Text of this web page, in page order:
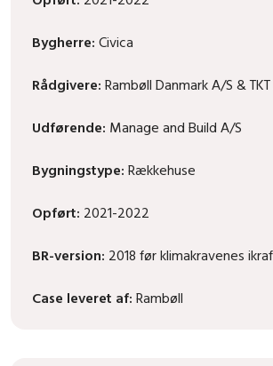
Bygherre: Civica
Rådgivere: Rambøll Danmark A/S &
Udførende: Manage and Build A/S
Bygningstype: Rækkehuse
Opført: 2021-2022
BR-version: 2018 før klimakravenes
Case leveret af: Rambøll